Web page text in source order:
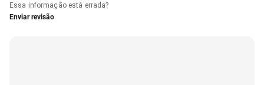
Essa informação está errada?
Enviar revisão